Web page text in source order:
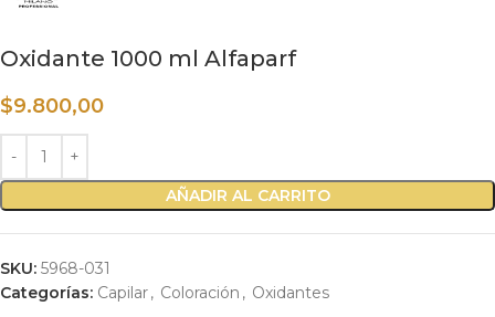
Oxidante 1000 ml Alfaparf
$9.800,00
AÑADIR AL CARRITO
SKU: 5968-031
Categorías: Capilar, Coloración , Oxidantes